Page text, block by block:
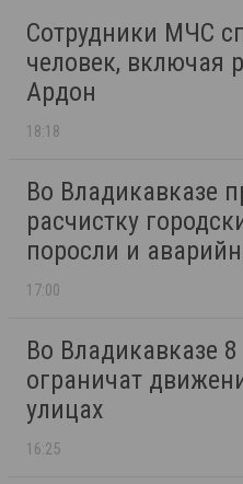
Сотрудники МЧС
человек, включая
Ардон
18:18
Во Владикавказе
расчистку
поросли и
17:00
Во Владикавказе
ограничат
улицах
16:25